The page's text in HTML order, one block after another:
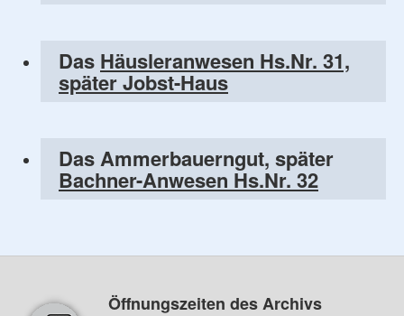
Das Häusleranwesen Hs.Nr. 31,
später Jobst-Haus
Das Ammerbauerngut, später
Bachner-Anwesen Hs.Nr. 32
Öffnungszeiten des Archivs